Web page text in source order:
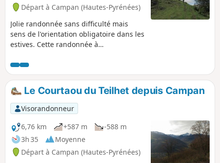
Départ à Campan (Hautes-Pyrénées)
Jolie randonnée sans difficulté mais
sens de l'orientation obligatoire dans les
estives. Cette randonnée à
brouillard, permet de découvrir des
vallons peu fréquentés.
Le Courtaou du Teilhet depuis Campan
Visorandonneur
6,76 km
+587 m
-588 m
3h 35
Moyenne
Départ à Campan (Hautes-Pyrénées)